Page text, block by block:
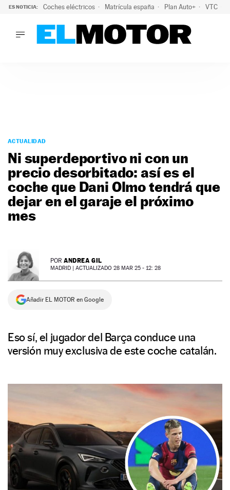
ES NOTICIA: Coches eléctricos Matrícula españa Plan Auto+ VTC
PODCAST
MOTOS
TECNOLOGÍA
SUPERCOCHES
MOTORTV
SERVICIOS
SÍGUENOS
ACTUALIDAD
Ni superdeportivo ni con un
precio desorbitado: así es el
coche que Dani Olmo tendrá que
dejar en el garaje el próximo
mes
POR ANDREA GIL
MADRID | ACTUALIZADO 28 MAR 25 - 12: 28
Añadir EL MOTOR en Google
Eso sí, el jugador del Barça conduce una
versión muy exclusiva de este coche catalán.